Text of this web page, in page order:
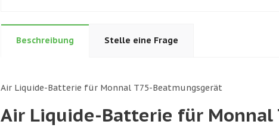
Beschreibung Stelle eine Frage
Air Liquide-Batterie für Monnal T75-Beatmungsgerät
Air Liquide-Batterie für Monnal